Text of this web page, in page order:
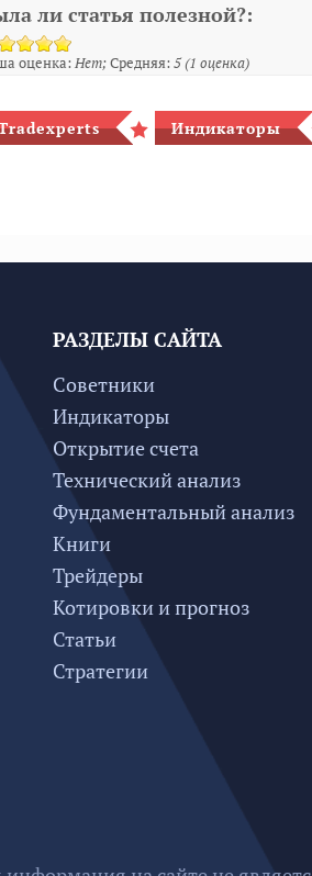
ли статья полезной?:
оценка:Нет Средняя:5(1 оценка)
Индикаторы
РАЗДЕЛЫ САЙТА
Советники
Индикаторы
Открытие счета
Технический анализ
Фундаментальный анализ
Книги
Трейдеры
Котировки и прогноз
Статьи
Стратегии